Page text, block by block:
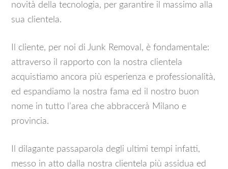
novità della tecnologia, per garantire il massimo alla
sua clientela.
Il cliente, per noi di Junk Removal, è fondamentale:
attraverso il rapporto con la nostra clientela
acquistiamo ancora più esperienza e professionalità,
ed espandiamo la nostra fama ed il nostro buon
nome in tutto l’area che abbraccerà Milano e
provincia.
Il dilagante passaparola degli ultimi tempi infatti,
messo in atto dalla nostra clientela più assidua ed